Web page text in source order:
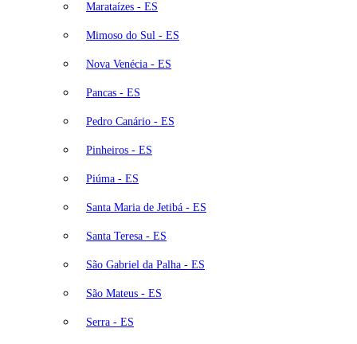
Marataízes - ES
Mimoso do Sul - ES
Nova Venécia - ES
Pancas - ES
Pedro Canário - ES
Pinheiros - ES
Piúma - ES
Santa Maria de Jetibá - ES
Santa Teresa - ES
São Gabriel da Palha - ES
São Mateus - ES
Serra - ES